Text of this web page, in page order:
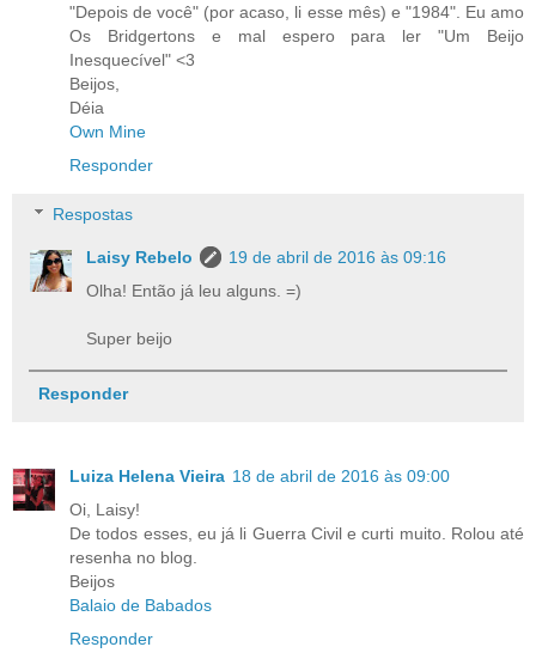
"Depois de você" (por acaso, li esse mês) e "1984". Eu amo
Os Bridgertons e mal espero para ler "Um Beijo
Inesquecível" <3
Beijos,
Déia
Own Mine
Responder
Respostas
Laisy Rebelo
19 de abril de 2016 às 09:16
Olha! Então já leu alguns. =)
Super beijo
Responder
Luiza Helena Vieira 18 de abril de 2016 às 09:00
Oi, Laisy!
De todos esses, eu já li Guerra Civil e curti muito. Rolou até
resenha no blog.
Beijos
Balaio de Babados
Responder